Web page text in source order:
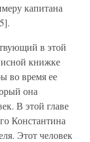
капитана
в этой
книжке
во время ее
она
В этой главе
Константина
Этот человек